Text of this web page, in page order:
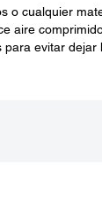
o cualquier
aire
evitar